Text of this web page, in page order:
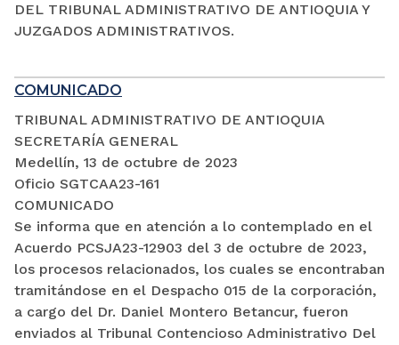
DEL TRIBUNAL ADMINISTRATIVO DE ANTIOQUIA Y
JUZGADOS ADMINISTRATIVOS.
COMUNICADO
TRIBUNAL ADMINISTRATIVO DE ANTIOQUIA
SECRETARÍA GENERAL
Medellín, 13 de octubre de 2023
Oficio SGTCAA23-161
COMUNICADO
Se informa que en atención a lo contemplado en el
Acuerdo PCSJA23-12903 del 3 de octubre de 2023,
los procesos relacionados, los cuales se encontraban
tramitándose en el Despacho 015 de la corporación,
a cargo del Dr. Daniel Montero Betancur, fueron
enviados al Tribunal Contencioso Administrativo Del